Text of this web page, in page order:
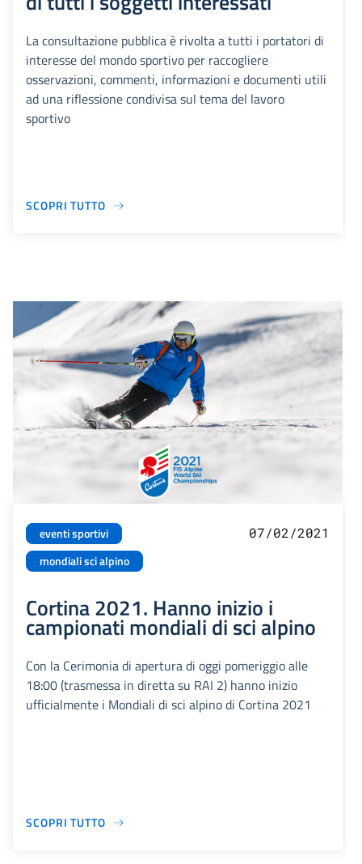
La consultazione pubblica è rivolta a tutti i portatori di
interesse del mondo sportivo per raccogliere
osservazioni, commenti, informazioni e documenti utili
ad una riflessione condivisa sul tema del lavoro
sportivo
SCOPRI TUTTO
eventi sportivi
mondiali sci alpino
07/02/2021
Cortina 2021. Hanno inizio i
campionati mondiali di sci alpino
Con la Cerimonia di apertura di oggi pomeriggio alle
18:00 (trasmessa in diretta su RAI 2) hanno inizio
ufficialmente i Mondiali di sci alpino di Cortina 2021
SCOPRI TUTTO